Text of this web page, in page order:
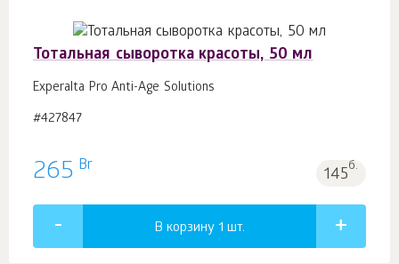
Тотальная сыворотка красоты, 50 мл
Experalta Pro Anti-Age Solutions
#427847
265 Br 145б.
В корзину 1 шт.